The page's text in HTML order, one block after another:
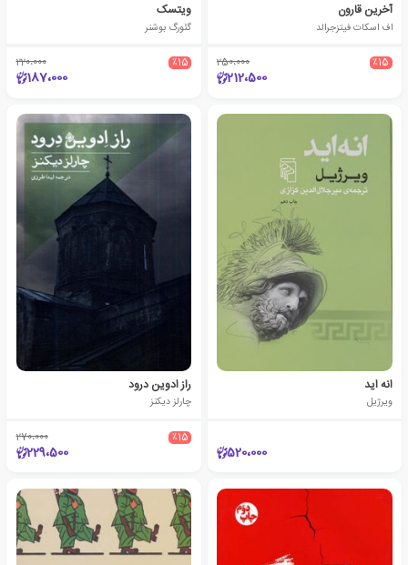
آخرین قارون
اف اسکات فیتزجرالد
٪15 250،000
212،500
ویتسک
گئورگ بوشنر
٪15 220،000
187،000
انه اید
ویرژیل
520،000
راز ادوین درود
چارلز دیکنز
٪15 270،000
229،500